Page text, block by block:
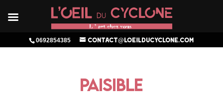
0692854385 contact@loeilducyclone.com
PAISIBLE